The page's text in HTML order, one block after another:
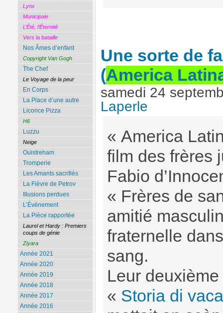
Une sorte de
(America
samedi 24
Laperle
« America
film des frères
Fabio
« Frères de
amitié
fraternelle
sang.
Leur deuxième
« Storia di
Lynx
Municipale
L’Été, l’Éternité
Vers la bataille
Nos Âmes d’enfant
Copyright Van Gogh
The Chef
Le Voyage de la peur
En Corps
La Place d’une autre
Licorice Pizza
H6
Luzzu
Neige
Ouistreham
Tromperie
Les Amants sacrifiés
La Fièvre de Petrov
Illusions perdues
L’Événement
La Pièce rapportée
Laurel et Hardy : Premiers
coups de génie
Ziyara
Année 2021
Année 2020
Année 2019
Année 2018
Année 2017
Année 2016